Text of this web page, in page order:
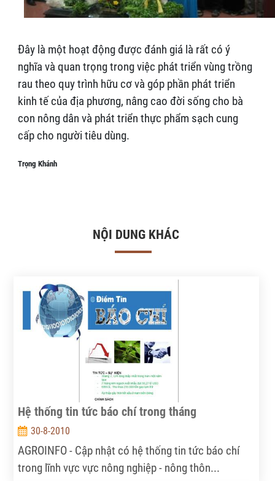
Đây là một hoạt động được đánh giá là rất có ý
nghĩa và quan trọng trong việc phát triển vùng trồng
rau theo quy trình hữu cơ và góp phần phát triển
kinh tế của địa phương, nâng cao đời sống cho bà
con nông dân và phát triển thực phẩm sạch cung
cấp cho người tiêu dùng.
Trọng Khánh
NỘI DUNG KHÁC
Hệ thống tin tức báo chí trong tháng
30-8-2010
AGROINFO - Cập nhật có hệ thống tin tức báo chí
trong lĩnh vực vực nông nghiệp - nông thôn...